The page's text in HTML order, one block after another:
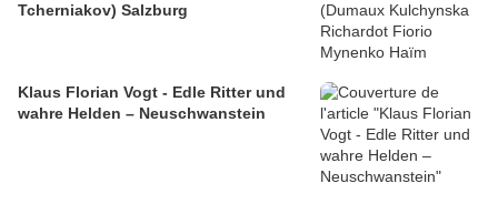
Tcherniakov) Salzburg
Klaus Florian Vogt - Edle Ritter und
wahre Helden – Neuschwanstein